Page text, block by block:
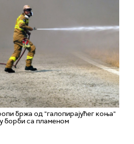
бржа од "галопирајућег коња"
борби са пламеном